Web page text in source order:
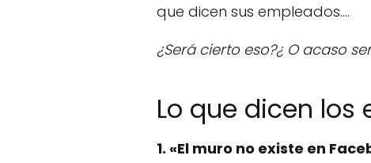
que dicen sus empleados....
¿Será cierto eso?¿ O acaso
Lo que dicen los
1. «El muro no existe en